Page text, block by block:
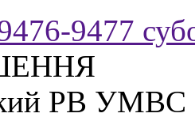
9477
РВ УМВС